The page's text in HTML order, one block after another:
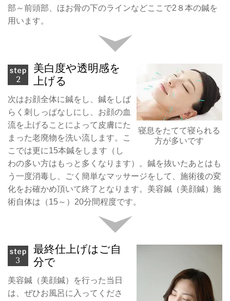
部～前頭部、ほお骨の下のラインなどここで2８本の鍼を
用います。
寝息をたてて寝られる
方が多いです
美白度や透明感を
上げる
次はお顔全体に鍼をし、鍼をしば
らく刺しっぱなしにし、お顔の血
流を上げることによって皮膚にた
まった老廃物を洗い流します。こ
こでは更に15本鍼をします（し
わの多い方はもっと多くなります）。鍼を抜いたあとはも
う一度消毒し、ごく簡単なマッサージをして、施術後の変
化をお確かめ頂いて終了となります。美容鍼（美顔鍼）施
術自体は（15～）20分間程度です。
最終仕上げはご自
分で
美容鍼（美顔鍼）を行った当日
は、ぜひお風呂に入ってくださ